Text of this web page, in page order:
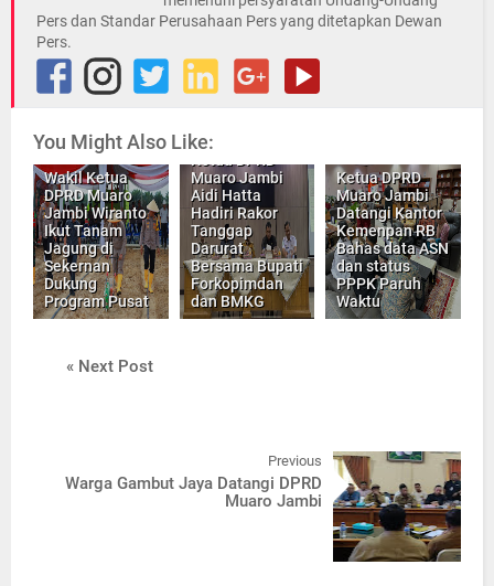
Pers dan Standar Perusahaan Pers yang ditetapkan Dewan
Pers.
You Might Also Like:
Wakil Ketua
DPRD Muaro
Jambi Wiranto
Ikut Tanam
Jagung di
Sekernan
Dukung
Program Pusat
Muaro Jambi
Aidi Hatta
Hadiri Rakor
Tanggap
Darurat
Bersama Bupati
Forkopimdan
dan BMKG
Ketua DPRD
Muaro Jambi
Datangi Kantor
Kemenpan RB
Bahas data ASN
dan status
PPPK Paruh
Waktu
« Next Post
Previous
Warga Gambut Jaya Datangi DPRD
Muaro Jambi